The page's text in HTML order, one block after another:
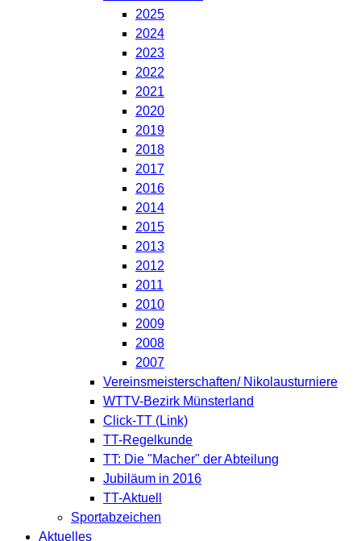
2025
2024
2023
2022
2021
2020
2019
2018
2017
2016
2014
2015
2013
2012
2011
2010
2009
2008
2007
Vereinsmeisterschaften/ Nikolausturniere
WTTV-Bezirk Münsterland
Click-TT (Link)
TT-Regelkunde
TT: Die "Macher" der Abteilung
Jubiläum in 2016
TT-Aktuell
Sportabzeichen
Aktuelles